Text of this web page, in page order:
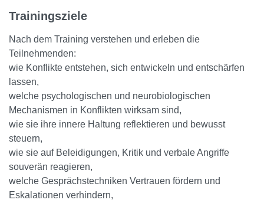
Trainingsziele
Nach dem Training verstehen und erleben die
Teilnehmenden:
wie Konflikte entstehen, sich entwickeln und entschärfen
lassen,
welche psychologischen und neurobiologischen
Mechanismen in Konflikten wirksam sind,
wie sie ihre innere Haltung reflektieren und bewusst
steuern,
wie sie auf Beleidigungen, Kritik und verbale Angriffe
souverän reagieren,
welche Gesprächstechniken Vertrauen fördern und
Eskalationen verhindern,